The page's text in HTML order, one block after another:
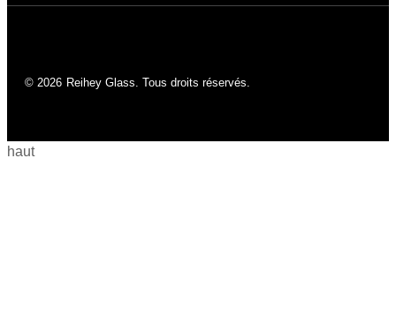
© 2026 Reihey Glass. Tous droits réservés.
haut